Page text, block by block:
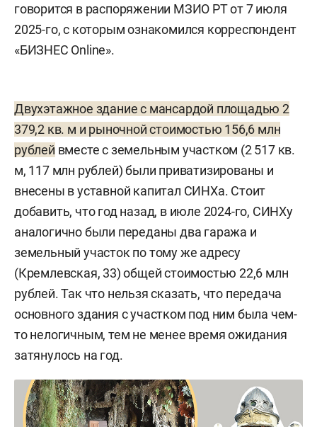
говорится в распоряжении МЗИО РТ от 7 июля
2025-го, с которым ознакомился корреспондент
«БИЗНЕС Online».
Двухэтажное здание с мансардой площадью 2
379,2 кв. м и рыночной стоимостью 156,6 млн
рублей вместе с земельным участком (2 517 кв.
м, 117 млн рублей) были приватизированы и
внесены в уставной капитал СИНХа. Стоит
добавить, что год назад, в июле 2024-го, СИНХу
аналогично были переданы два гаража и
земельный участок по тому же адресу
(Кремлевская, 33) общей стоимостью 22,6 млн
рублей. Так что нельзя сказать, что передача
основного здания с участком под ним была чем-
то нелогичным, тем не менее время ожидания
затянулось на год.